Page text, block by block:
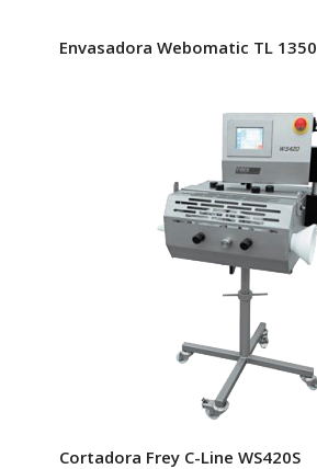
Envasadora Webomatic TL 1350
Cortadora Frey C-Line WS420S